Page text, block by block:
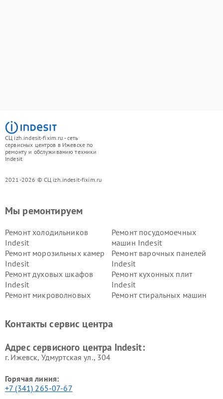
СЦ izh.indesit-fixim.ru - сеть
сервисных центров в Ижевске по
ремонту и обслуживанию техники
Indesit
2021-2026 © СЦ izh.indesit-fixim.ru
Мы ремонтируем
Ремонт холодильников
Indesit
Ремонт посудомоечных
машин Indesit
Ремонт морозильных камер
Indesit
Ремонт варочных панелей
Indesit
Ремонт духовых шкафов
Indesit
Ремонт кухонных плит
Indesit
Ремонт микроволновых
Ремонт стиральных машин
Indesit
Indesit
Контакты сервис центра
Адрес сервисного центра Indesit:
г. Ижевск, Удмуртская ул., 304
Горячая линия:
+7 (341) 265-07-67